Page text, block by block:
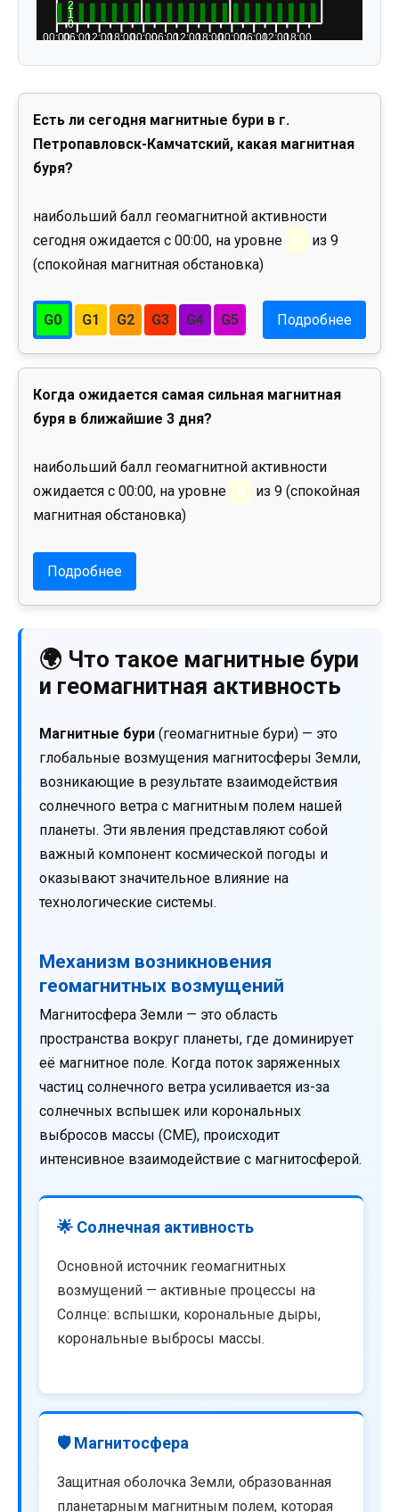
Есть ли сегодня магнитные бури в г.
Петропавловск-Камчатский, какая магнитная
буря?
наибольший балл геомагнитной активности
сегодня ожидается с 00:00, на уровне
0
из 9
(спокойная магнитная обстановка)
G0 G1 G2 G3 G4 G5 Подробнее
Когда ожидается самая сильная магнитная
буря в ближайшие 3 дня?
наибольший балл геомагнитной активности
ожидается с 00:00, на уровне
0
из 9 (спокойная
магнитная обстановка)
Подробнее
🌍 Что такое магнитные бури
и геомагнитная активность
Магнитные бури (геомагнитные бури) — это
глобальные возмущения магнитосферы Земли,
возникающие в результате взаимодействия
солнечного ветра с магнитным полем нашей
планеты. Эти явления представляют собой
важный компонент космической погоды и
оказывают значительное влияние на
технологические системы.
Механизм возникновения
геомагнитных возмущений
Магнитосфера Земли — это область
пространства вокруг планеты, где доминирует
её магнитное поле. Когда поток заряженных
частиц солнечного ветра усиливается из-за
солнечных вспышек или корональных
выбросов массы (CME), происходит
интенсивное взаимодействие с магнитосферой.
🌟 Солнечная активность
Основной источник геомагнитных
возмущений — активные процессы на
Солнце: вспышки, корональные дыры,
корональные выбросы массы.
🛡️ Магнитосфера
Защитная оболочка Земли, образованная
планетарным магнитным полем, которая